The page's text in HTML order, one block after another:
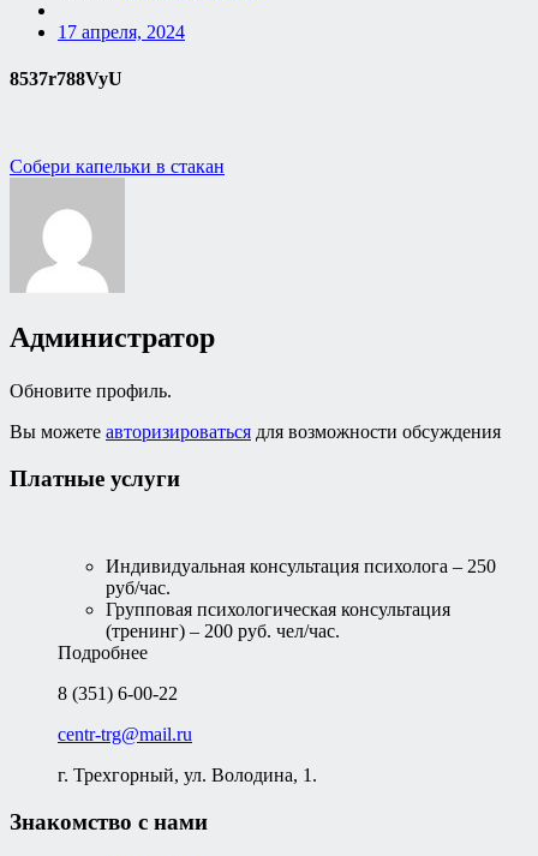
17 апреля, 2024
8537r788VyU
Навигация
записям
Собери капельки в стакан
Администратор
Обновите профиль.
Вы можете авторизироваться для возможности обсуждения
Платные услуги
Индивидуальная консультация психолога – 250
руб/час.
Групповая психологическая консультация
(тренинг) – 200 руб. чел/час.
Подробнее
8 (351) 6-00-22
centr-trg@mail.ru
г. Трехгорный, ул. Володина, 1.
Знакомство с нами